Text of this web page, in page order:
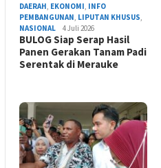
DAERAH EKONOMI INFO
PEMBANGUNAN LIPUTAN KHUSUS
NASIONAL
4 Juli 2026
BULOG Siap Serap Hasil
Panen Gerakan Tanam Padi
Serentak di Merauke